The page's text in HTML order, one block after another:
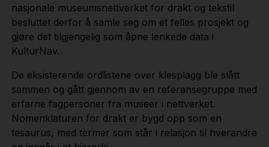
nasjonale museumsnettverket for drakt og tekstil
besluttet derfor å samle seg om et felles prosjekt og
gjøre det tilgjengelig som åpne lenkede data i
KulturNav.
De eksisterende ordlistene over klesplagg ble slått
sammen og gått gjennom av en referansegruppe med
erfarne fagpersoner fra museer i nettverket.
Nomenklaturen for drakt er bygd opp som en
tesaurus, med termer som står i relasjon til hverandre